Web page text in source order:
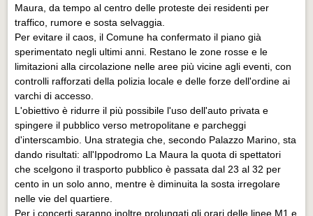
Maura, da tempo al centro delle proteste dei residenti per
traffico, rumore e sosta selvaggia.
Per evitare il caos, il Comune ha confermato il piano già
sperimentato negli ultimi anni. Restano le zone rosse e le
limitazioni alla circolazione nelle aree più vicine agli eventi, con
controlli rafforzati della polizia locale e delle forze dell'ordine ai
varchi di accesso.
L'obiettivo è ridurre il più possibile l'uso dell'auto privata e
spingere il pubblico verso metropolitane e parcheggi
d'interscambio. Una strategia che, secondo Palazzo Marino, sta
dando risultati: all'Ippodromo La Maura la quota di spettatori
che scelgono il trasporto pubblico è passata dal 23 al 32 per
cento in un solo anno, mentre è diminuita la sosta irregolare
nelle vie del quartiere.
Per i concerti saranno inoltre prolungati gli orari delle linee M1 e